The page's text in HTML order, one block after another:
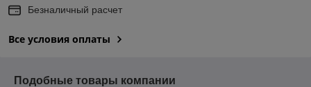
Безналичный расчет
Все условия оплаты
Подобные товары компании